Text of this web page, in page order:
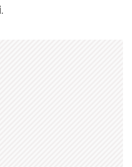
.